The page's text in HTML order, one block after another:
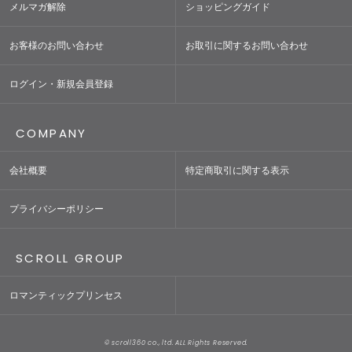
メルマガ解除 ショッピングガイド
お客様のお問い合わせ お取引に関するお問い合わせ
ログイン・新規会員登録
COMPANY
会社概要 特定商取引に関する表示
プライバシーポリシー
SCROLL GROUP
ロマンティックプリンセス
© scroll360 co., ltd. ALL Rights Reserved.